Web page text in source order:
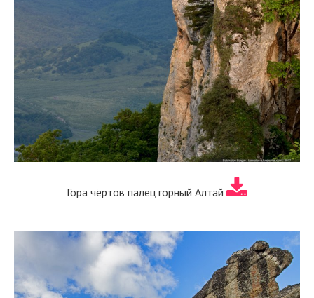
Гора чёртов палец горный Алтай